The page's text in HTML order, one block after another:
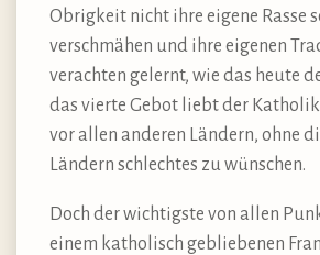
Obrigkeit nicht ihre eigene Rasse
verschmähen und ihre eigenen
verachten gelernt, wie das heute
das vierte Gebot liebt der
vor allen anderen Ländern, ohne
Ländern schlechtes zu wünschen.
Doch der wichtigste von allen
einem katholisch gebliebenen